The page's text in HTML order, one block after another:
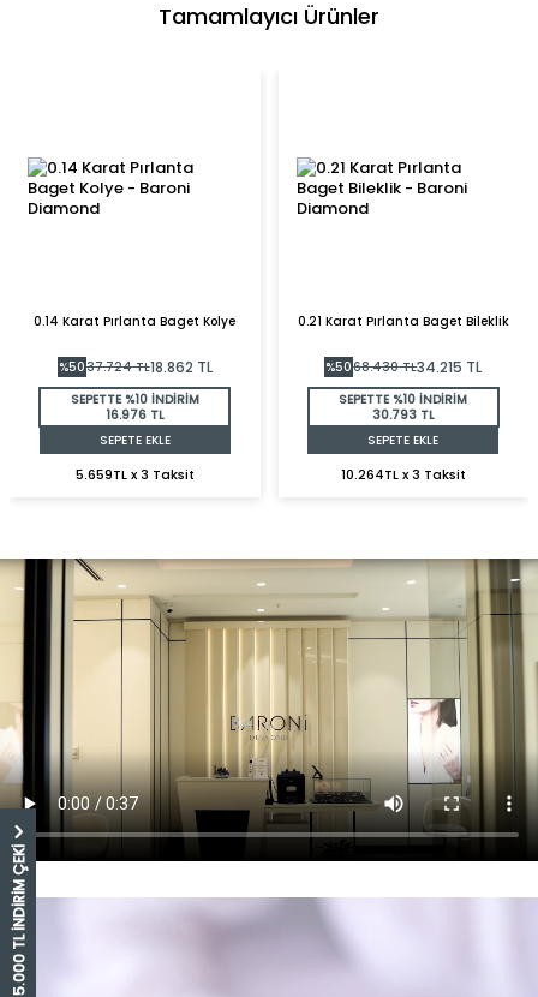
5.000 TL İNDİRİM ÇEKİ
Tamamlayıcı Ürünler
0.14 Karat Pırlanta Baget Kolye
%5037.724TL18.862 TL
SEPETTE %10 İNDİRİM
16.976 TL
SEPETE EKLE
5.659TL x 3 Taksit
0.21 Karat Pırlanta Baget Bileklik
%5068.430TL34.215 TL
SEPETTE %10 İNDİRİM
30.793 TL
SEPETE EKLE
10.264TL x 3 Taksit